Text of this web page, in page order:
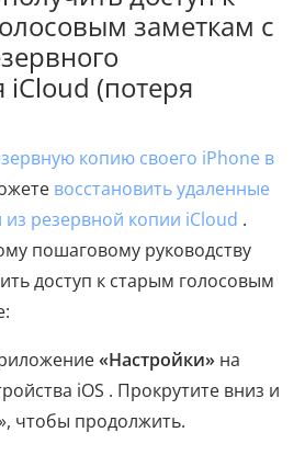
заметкам с
(потеря
копию своего iPhone в
восстановить удаленные
из резервной копии iCloud .
пошаговому руководству
доступ к старым голосовым
«Настройки» на
iOS . Прокрутите вниз и
чтобы продолжить.